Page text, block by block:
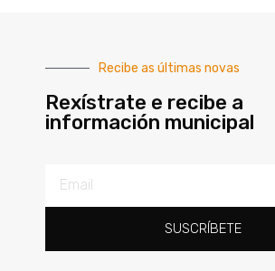
Recibe as últimas novas
Rexístrate e recibe a
información municipal
SUSCRÍBETE